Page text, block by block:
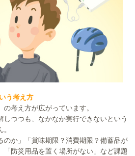
う考え方
考え方が広がっています。
しつつも、なかなか実行できないという
のか」「賞味期限？消費期限？備蓄品が
「防災用品を置く場所がない」など課題